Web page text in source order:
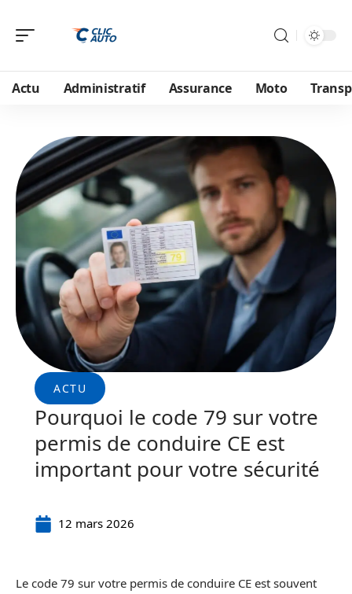
Actu Administratif Assurance Moto
ACTU
Pourquoi le code 79 sur votre
permis de conduire CE est
important pour votre sécurité
12 mars 2026
Le code 79 sur votre permis de conduire CE est souvent